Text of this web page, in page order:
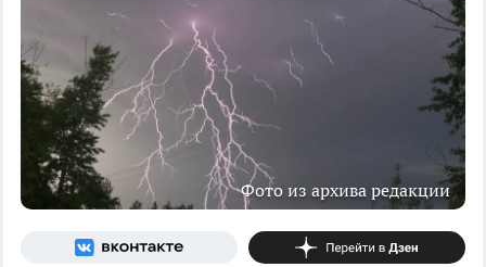
Фото из архива редакции